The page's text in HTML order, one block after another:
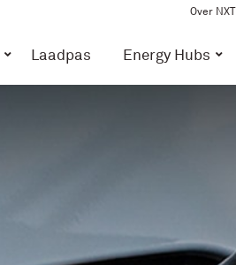
Over NXT
Laadpas Energy Hubs